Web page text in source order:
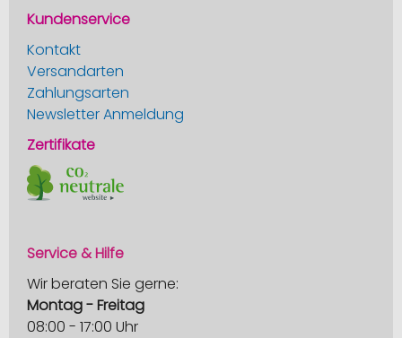
Kundenservice
Kontakt
Versandarten
Zahlungsarten
Newsletter Anmeldung
Zertifikate
Service & Hilfe
Wir beraten Sie gerne:
Montag - Freitag
08:00 - 17:00 Uhr